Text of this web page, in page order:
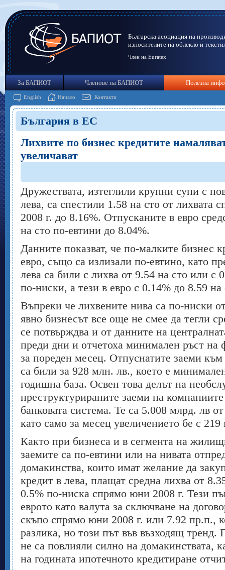
Българска асоциация на
износителите на облекло и
Член на Euratex
За БАПИОТ Членове на БАПИОТ Полезна
English Начало Контакти
България в ЕС
Лихвите по бизнес кредитите
увеличават
Дружествата, изтеглили крупни супи с
лева, са спестили 1.58 на сто от лихвата
2008 г. до 8.16%. Отпусканите в евро
на сто по-евтини до 8.04%.
Данните показват, че по-малките бизнес
евро, също са излизали по-евтино, като
лева са били с лихва от 9.54 на сто или с
по-ниски, а тези в евро с 0.14% до 8.59 на
Въпреки че лихвените нива са по-ниски
явно бизнесът все още не смее да тегли
се потвърждва и от данните на
преди дни и отчетоха минимален ръст на
за пореден месец. Отпуснатите заеми
са били за 928 млн. лв., което е
годишна база. Освен това делът на
преструктурираните заеми на
банковата система. Те са 5.008 млрд. лв
като само за месец увеличението бе с
Както при бизнеса и в сегмента на
заемите са по-евтини или на нивата
домакинства, които имат желание да
кредит в лева, плащат средна лихва от
0.5% по-ниска спрямо юни 2008 г. Тези
еврото като валута за сключване на
скъпо спрямо юни 2008 г. или 7.92 пр.п.,
разлика, но този път във възходящ тренд.
не са повлияли силно на домакинствата,
на годината ипотечното кредитиране